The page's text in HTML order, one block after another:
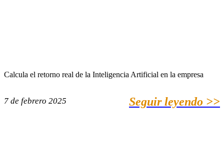
Calcula el retorno real de la Inteligencia Artificial en la empresa
7 de febrero 2025 Seguir leyendo >>